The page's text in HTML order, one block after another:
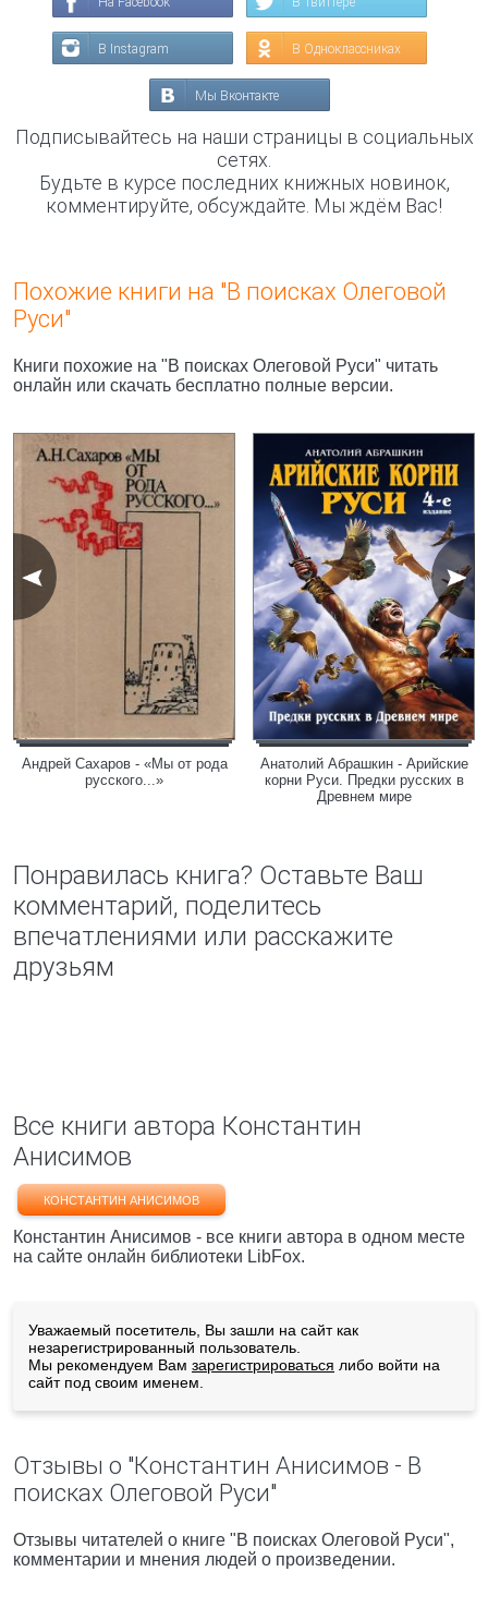
В Instagram В Одноклассниках
Мы Вконтакте
Подписывайтесь на наши страницы в социальных
сетях.
Будьте в курсе последних книжных новинок,
комментируйте, обсуждайте. Мы ждём Вас!
Похожие книги на "В поисках Олеговой
Руси"
Книги похожие на "В поисках Олеговой Руси" читать
онлайн или скачать бесплатно полные версии.
Андрей Сахаров - «Мы от рода
русского...»
Анатолий Абрашкин - Арийские
корни Руси. Предки русских в
Древнем мире
Понравилась книга? Оставьте Ваш
комментарий, поделитесь
впечатлениями или расскажите
друзьям
Все книги автора Константин
Анисимов
КОНСТАНТИН АНИСИМОВ
Константин Анисимов - все книги автора в одном месте
на сайте онлайн библиотеки LibFox.
Уважаемый посетитель, Вы зашли на сайт как
незарегистрированный пользователь.
Мы рекомендуем Вам зарегистрироваться либо войти на
сайт под своим именем.
Отзывы о "Константин Анисимов - В
поисках Олеговой Руси"
Отзывы читателей о книге "В поисках Олеговой Руси",
комментарии и мнения людей о произведении.